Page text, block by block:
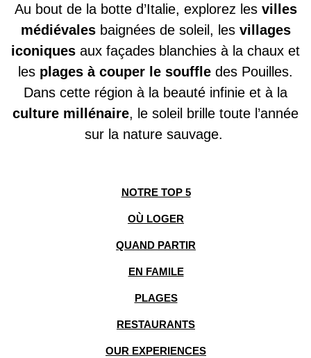
Au bout de la botte d’Italie, explorez les villes
médiévalesbaignées de soleil, les villages
iconiques aux façades blanchies à la chaux et
les plages à couper le souffle des Pouilles.
Dans cette région à la beauté infinie et à la
culture millénaire, le soleil brille toute l’année
sur la nature sauvage.
NOTRE TOP 5
OÙ LOGER
QUAND PARTIR
EN FAMILE
PLAGES
RESTAURANTS
OUR EXPERIENCES